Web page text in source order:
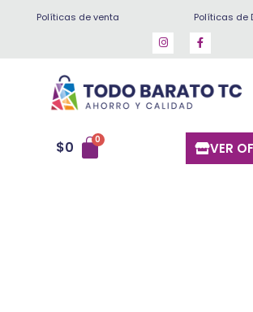
Políticas de venta Políticas de
$0 VER